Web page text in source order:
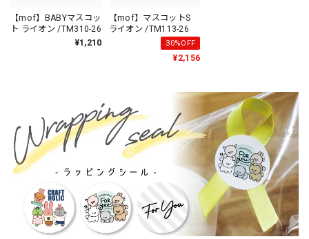
【mof】BABYマスコッ
ト ライオン /TM310-26
¥1,210
【mof】マスコットS
ライオン /TM113-26
30%OFF
¥2,156